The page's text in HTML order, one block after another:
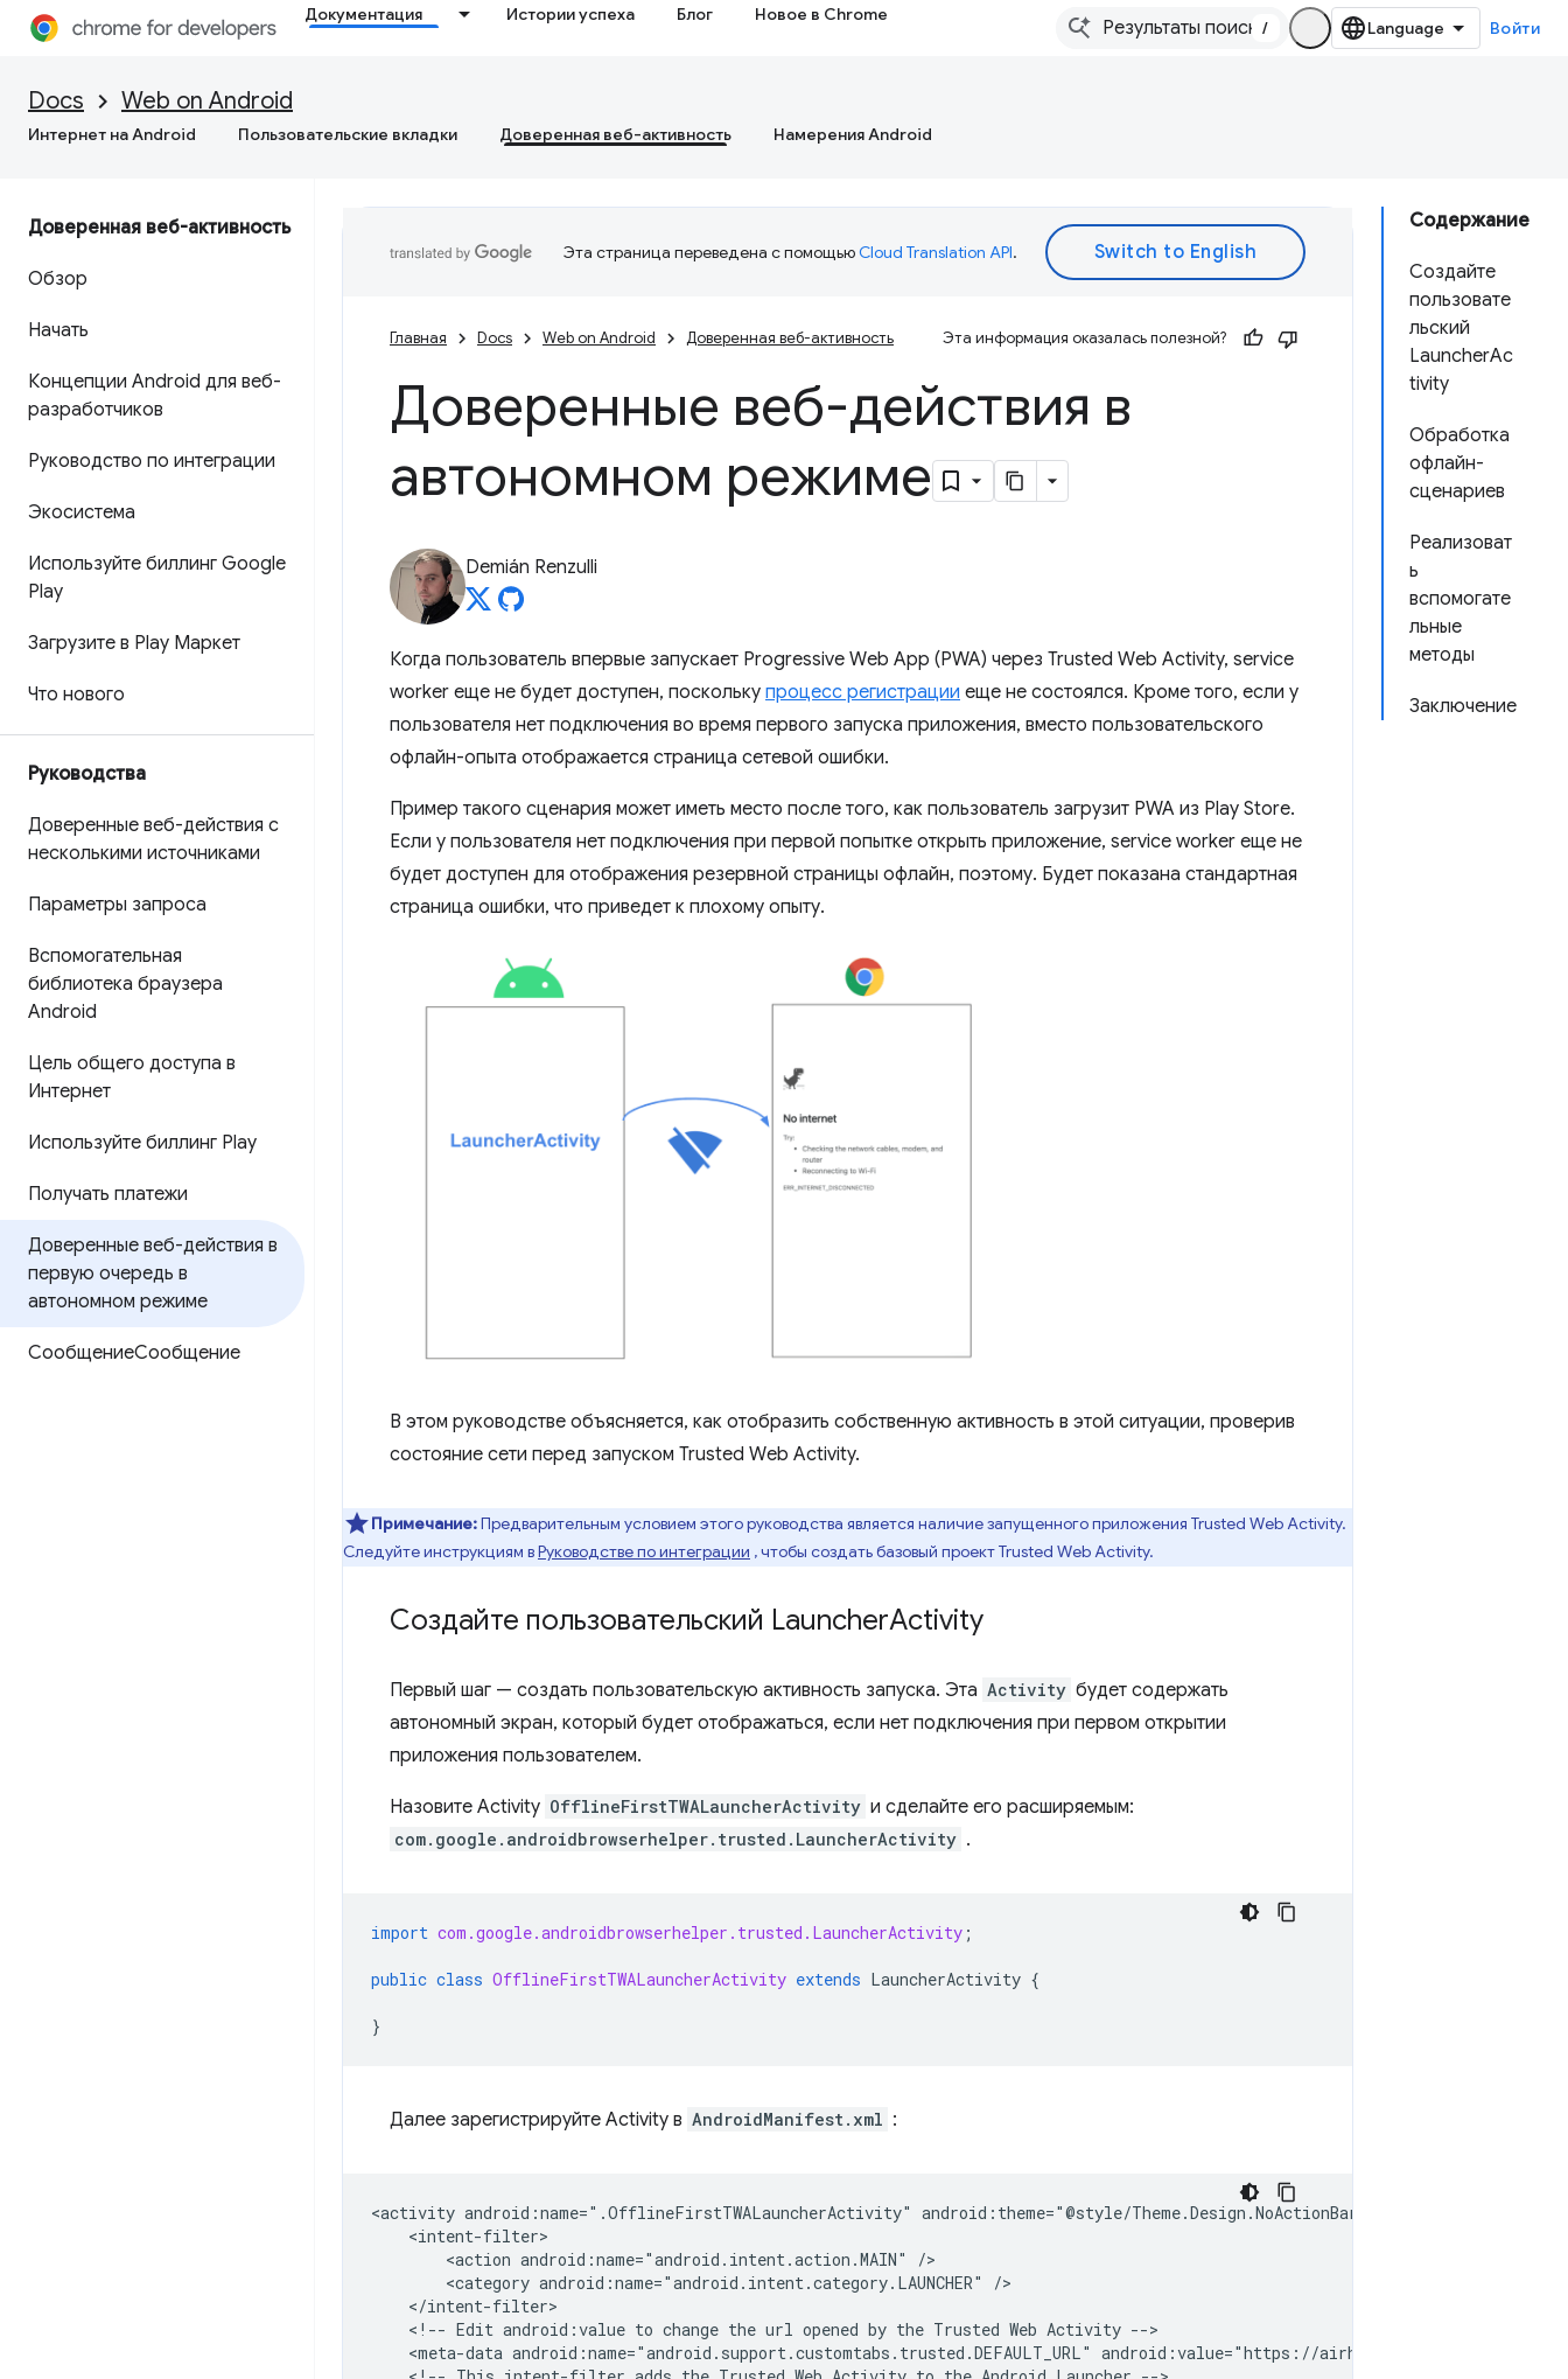
Документация Истории успеха Блог Новое в Chrome
/ Войти
Docs Web on Android
Интернет на Android Пользовательские вкладки Доверенная веб-активность Намерения Android
Доверенная веб-активность
Обзор
Начать
Концепции Android для веб-
разработчиков
Руководство по интеграции
Экосистема
Используйте биллинг Google
Play
Загрузите в Play Маркет
Что нового
Руководства
Доверенные веб-действия с
несколькими источниками
Параметры запроса
Вспомогательная
библиотека браузера
Android
Цель общего доступа в
Интернет
Используйте биллинг Play
Получать платежи
Доверенные веб-действия в
первую очередь в
автономном режиме
СообщениеСообщение
Содержание
Создайте
пользовате
льский
LauncherAc
tivity
Обработка
офлайн-
сценариев
Реализоват
ь
вспомогате
льные
методы
Заключение
Эта страница переведена с помощьюCloud Translation API.
Главная Docs Web on Android Доверенная веб-активность Эта информация оказалась полезной?
Доверенные веб-действия в
автономном режиме
Demián Renzulli
Когда пользователь впервые запускает Progressive Web App (PWA) через Trusted Web Activity, service
worker еще не будет доступен, поскольку процесс регистрации еще не состоялся. Кроме того, если у
пользователя нет подключения во время первого запуска приложения, вместо пользовательского
офлайн-опыта отображается страница сетевой ошибки.
Пример такого сценария может иметь место после того, как пользователь загрузит PWA из Play Store.
Если у пользователя нет подключения при первой попытке открыть приложение, service worker еще не
будет доступен для отображения резервной страницы офлайн, поэтому. Будет показана стандартная
страница ошибки, что приведет к плохому опыту.
В этом руководстве объясняется, как отобразить собственную активность в этой ситуации, проверив
состояние сети перед запуском Trusted Web Activity.
Примечание:Предварительным условием этого руководства является наличие запущенного приложения Trusted Web Activity.
Следуйте инструкциям вРуководстве по интеграции , чтобы создать базовый проект Trusted Web Activity.
Создайте пользовательский LauncherActivity
Первый шаг — создать пользовательскую активность запуска. Эта Activity будет содержать
автономный экран, который будет отображаться, если нет подключения при первом открытии
приложения пользователем.
Назовите Activity OfflineFirstTWALauncherActivity и сделайте его расширяемым:
com.google.androidbrowserhelper.trusted.LauncherActivity .
import com.google.androidbrowserhelper.trusted.LauncherActivity ;
public class OfflineFirstTWALauncherActivity extends LauncherActivity {
}
Далее зарегистрируйте Activity в AndroidManifest.xml :
<activity android:name=".OfflineFirstTWALauncherActivity"
<action android:name="android.intent.action.MAIN"
<category android:name="android.intent.category.LAUNCHER"
<!-- Edit android:value to change the url opened by the Trusted Web Activity
<meta-data android:name="android.support.customtabs.trusted.DEFAULT_URL" android:value="https://airhorner.com"